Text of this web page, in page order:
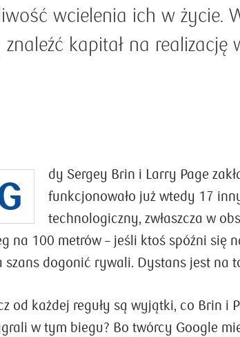
wcielenia ich w życie.
kapitał na realizację
dy Sergey Brin i Larry Page
funkcjonowało już wtedy 17
technologiczny, zwłaszcza w
na 100 metrów – jeśli ktoś spóźni się
szans dogonić rywali. Dystans jest na
od każdej reguły są wyjątki, co Brin i
w tym biegu? Bo twórcy Google
firmy
kapitał na
do prowadzenia firmy
Polski start-
skorzystało
świecie. Jak
Partner &